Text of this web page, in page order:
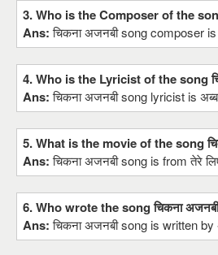
3. Who is the Composer of the
Ans:चिकना अजनबी song composer is
4. Who is the Lyricist of the song
Ans:चिकना अजनबी song lyricist is
5. What is the movie of the song
Ans:चिकना अजनबी song is from तेरे
6. Who wrote the song चिकना अजनबी
Ans:चिकना अजनबी song is written by